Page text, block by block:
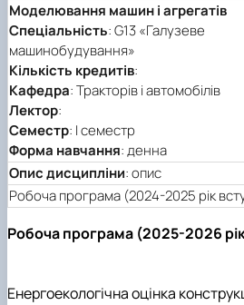
Моделювання машин і агрегатів
Спеціальність: G13 «Галузеве
машинобудування»
Кількість кредитів:
Кафедра: Тракторів і автомобілів
Лектор:
Семестр: І семестр
Форма навчання: денна
Опис дисципліни: опис
Робоча програма (2024-2025 рік
Робоча програма (2025-2026
Енергоекологічна оцінка